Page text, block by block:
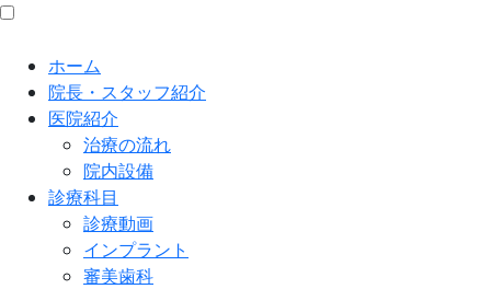
ホーム
院長・スタッフ紹介
医院紹介
治療の流れ
院内設備
診療科目
診療動画
インプラント
審美歯科